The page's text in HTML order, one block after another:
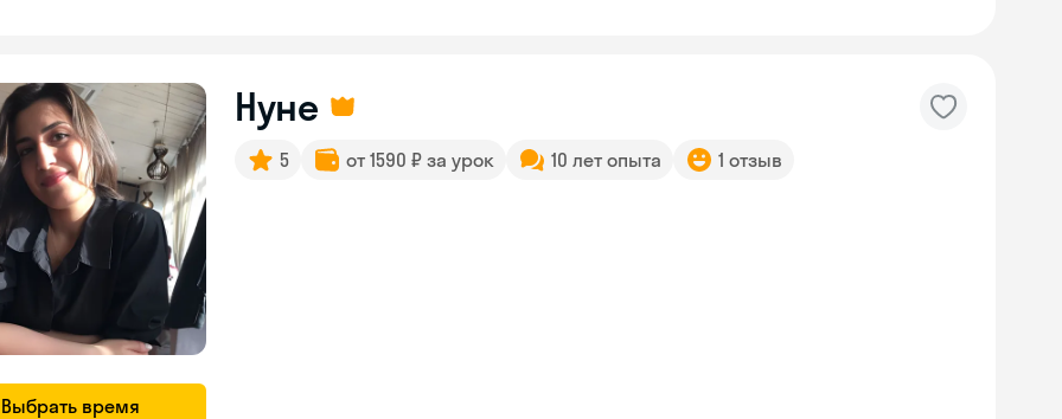
Выбрать время
Нуне
5 от 1590 ₽ за урок 10 лет опыта 1 отзыв